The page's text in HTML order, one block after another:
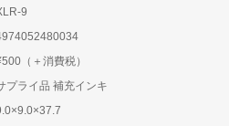
9
（＋消費税）
プライ品 補充インキ